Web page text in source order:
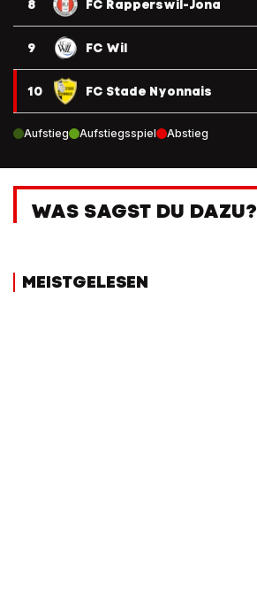
8 FC Rapperswil-Jona
9 FC Wil
10 FC Stade Nyonnais
Aufstieg Aufstiegsspiel Abstieg
WAS SAGST DU DAZU?
MEISTGELESEN